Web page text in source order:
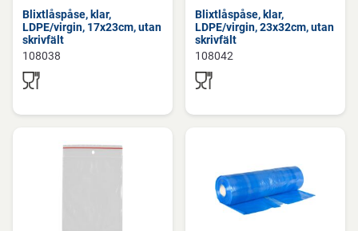
Blixtlåspåse, klar,
LDPE/virgin, 17x23cm, utan
skrivfält
108038
Blixtlåspåse, klar,
LDPE/virgin, 23x32cm, utan
skrivfält
108042